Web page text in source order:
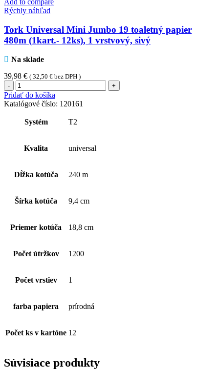
Add to compare
Rýchly náhľad
Tork Universal Mini Jumbo 19 toaletný papier
480m (1kart.- 12ks), 1 vrstvový, sivý
Na sklade
39,98 € ( 32,50 € bez DPH )
množstvo
Tork
Universal
Mini
Jumbo
papier
12ks),
sivý
Pridať do košíka
Katalógové číslo: 120161
Systém T2
Kvalita universal
Dĺžka kotúča 240 m
Šírka kotúča 9,4 cm
Priemer kotúča 18,8 cm
Počet útržkov 1200
Počet vrstiev 1
farba papiera prírodná
Počet ks v kartóne 12
Súvisiace produkty